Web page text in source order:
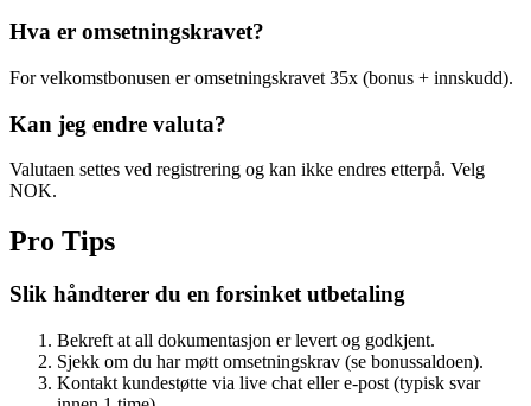
Hva er omsetningskravet?
For velkomstbonusen er omsetningskravet 35x (bonus + innskudd).
Kan jeg endre valuta?
Valutaen settes ved registrering og kan ikke endres etterpå. Velg
NOK.
Pro Tips
Slik håndterer du en forsinket utbetaling
Bekreft at all dokumentasjon er levert og godkjent.
Sjekk om du har møtt omsetningskrav (se bonussaldoen).
Kontakt kundestøtte via live chat eller e-post (typisk svar